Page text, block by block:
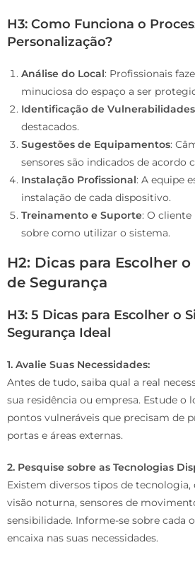
H3: Como Funciona o
Personalização?
Análise do Local: Profissionais
minuciosa do espaço a ser
Identificação de Vulnerabilidades
destacados.
Sugestões de Equipamentos:
sensores são indicados de acordo
Instalação Profissional: A equipe
instalação de cada dispositivo.
Treinamento e Suporte: O
sobre como utilizar o sistema.
H2: Dicas para Escolher
de Segurança
H3: 5 Dicas para Escolher o
Segurança Ideal
1. Avalie Suas Necessidades:
Antes de tudo, saiba qual a real
sua residência ou empresa. Estude o
pontos vulneráveis que precisam de
portas e áreas externas.
2. Pesquise sobre as Tecnologias
Existem diversos tipos de
visão noturna, sensores de
sensibilidade. Informe-se sobre cada
encaixa nas suas necessidades.